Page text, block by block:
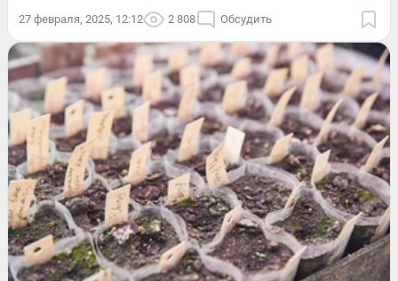
27 февраля, 2025, 12:12 2 808 Обсудить